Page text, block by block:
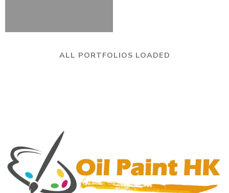
ALL PORTFOLIOS LOADED